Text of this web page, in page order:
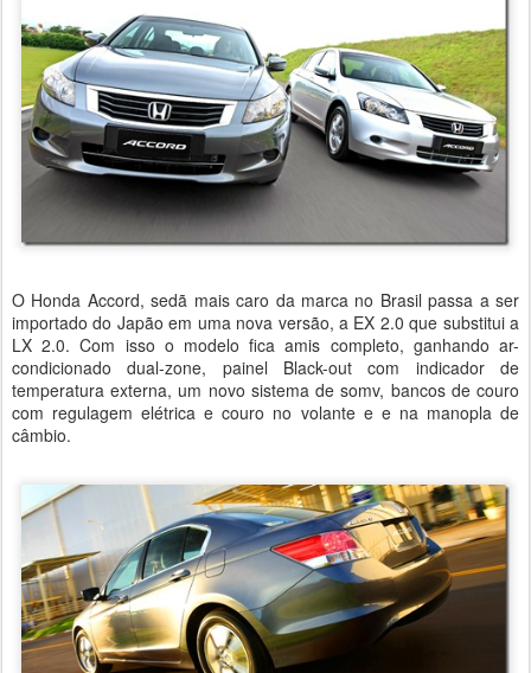
O Honda Accord, sedã mais caro da marca no Brasil passa a ser
importado do Japão em uma nova versão, a EX 2.0 que substitui a
LX 2.0. Com isso o modelo fica amis completo, ganhando ar-
condicionado dual-zone, painel Black-out com indicador de
temperatura externa, um novo sistema de somv, bancos de couro
com regulagem elétrica e couro no volante e e na manopla de
câmbio.